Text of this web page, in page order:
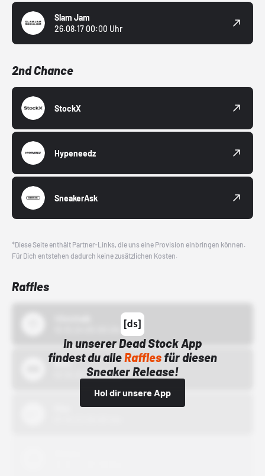
Slam Jam
26.08.17 00:00 Uhr
2nd Chance
StockX
Hypeneedz
SneakerAsk
*Diese Seite enthält Partner-Links, die uns eine Provision einbringen können.
Für Dich entstehen dadurch keine zusätzlichen Kosten.
Raffles
In unserer Dead Stock App
findest du alleRafflesfür diesen
Sneaker Release!
Hol dir unsere App
Bstn
01.10.22 00:00 Uhr